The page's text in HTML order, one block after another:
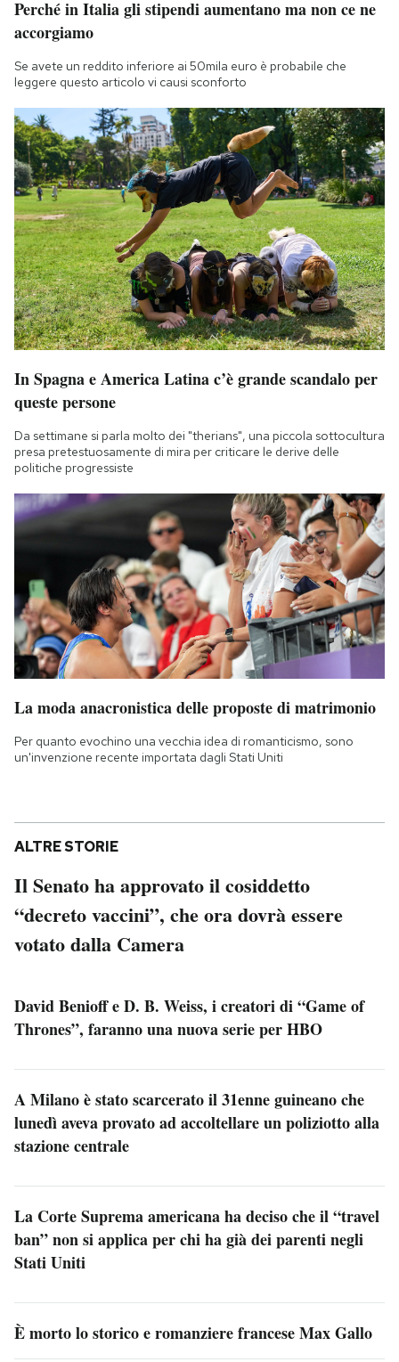
Notifiche mobile
Regala il Post
Hai bisogno di aiuto?
Esci
Perché in Italia gli stipendi aumentano ma non ce ne
accorgiamo
Se avete un reddito inferiore ai 50mila euro è probabile che
leggere questo articolo vi causi sconforto
In Spagna e America Latina c’è grande scandalo per
queste persone
Da settimane si parla molto dei "therians", una piccola sottocultura
presa pretestuosamente di mira per criticare le derive delle
politiche progressiste
La moda anacronistica delle proposte di matrimonio
Per quanto evochino una vecchia idea di romanticismo, sono
un'invenzione recente importata dagli Stati Uniti
ALTRE STORIE
Il Senato ha approvato il cosiddetto
“decreto vaccini”, che ora dovrà essere
votato dalla Camera
David Benioff e D. B. Weiss, i creatori di “Game of
Thrones”, faranno una nuova serie per HBO
A Milano è stato scarcerato il 31enne guineano che
lunedì aveva provato ad accoltellare un poliziotto alla
stazione centrale
La Corte Suprema americana ha deciso che il “travel
ban” non si applica per chi ha già dei parenti negli
Stati Uniti
È morto lo storico e romanziere francese Max Gallo